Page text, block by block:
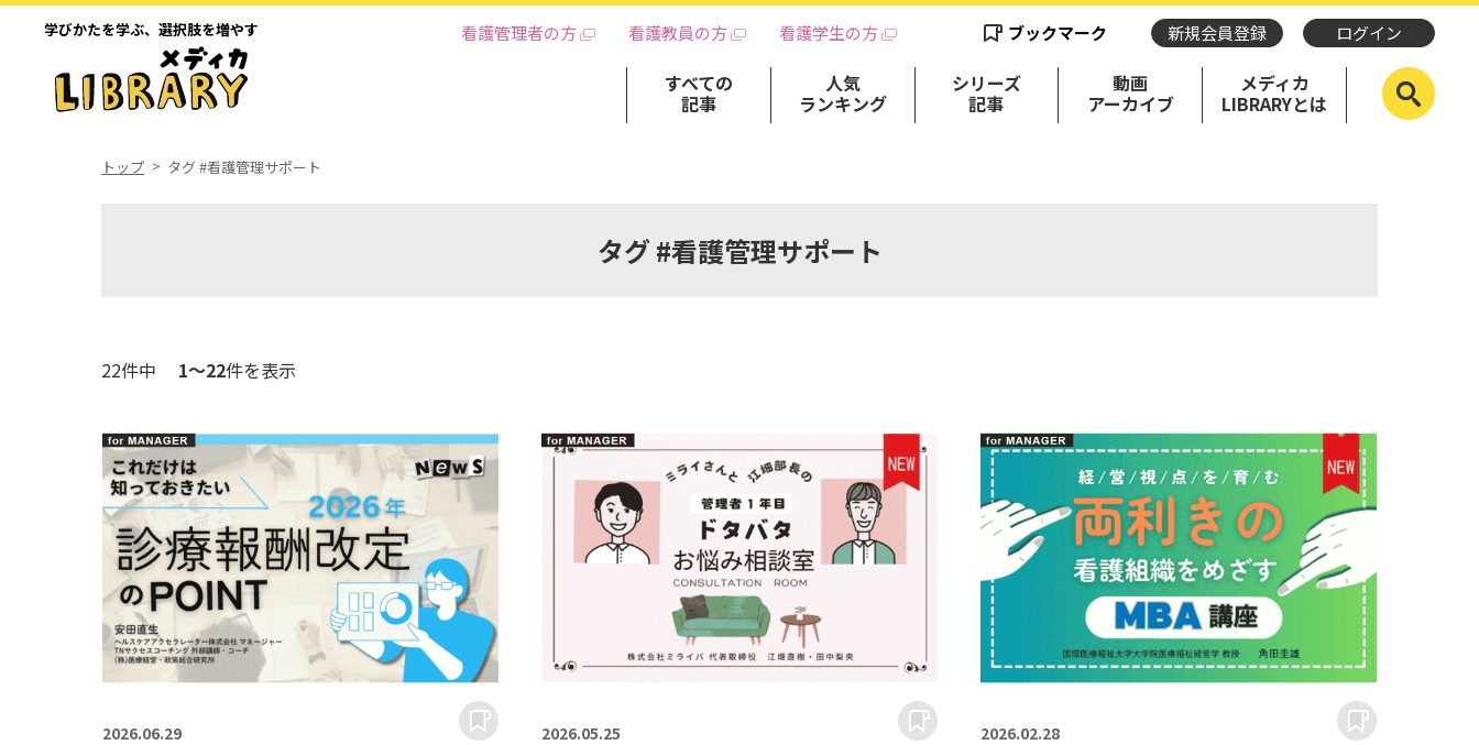
学びかたを学ぶ、 選択肢を増やす 看護管理者の方 看護教員の方 看護学生の方 ブックマーク 新規会員登録 ログイン
すべての
記事
人気
ランキング
シリーズ
記事
動画
アーカイブ
メディカ
LIBRARYとは
トップ タグ #看護管理サポート
タグ #看護管理サポート
22件中 1～22件を表示
2026.06.29 2026.05.25 2026.02.28